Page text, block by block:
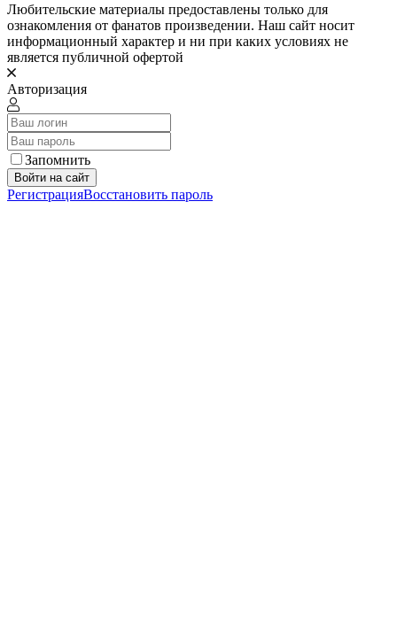
Любительские материалы предоставлены только для
ознакомления от фанатов произведении. Наш сайт носит
информационный характер и ни при каких условиях не
является публичной офертой
Авторизация
Запомнить
Войти на сайт
РегистрацияВосстановить пароль